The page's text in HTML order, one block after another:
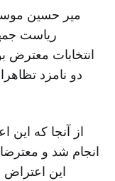
میر حسین
انتخابات معترض
دو نامزد
از آنجا که
انجام شد و
این